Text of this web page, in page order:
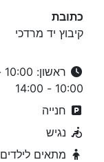
כתובת
קיבוץ יד מרדכי
10:00 - 14:00
חנייה
נגיש
מתאים לילדים